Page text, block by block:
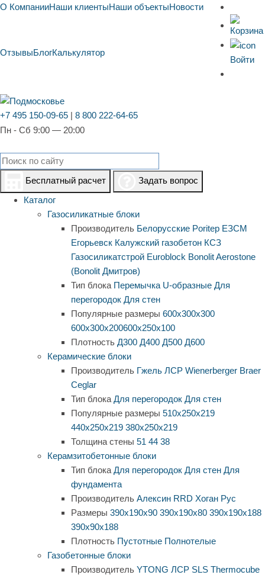
О КомпанииНаши клиентыНаши объектыНовости
ОтзывыБлогКалькулятор
Войти
+7 495 150-09-65 | 8 800 222-64-65
Пн - Сб 9:00 — 20:00
Бесплатный расчет
Задать вопрос
Каталог
Газосиликатные блоки
Производитель Белорусские Poritep ЕЗСМ
Егорьевск Калужский газобетон КСЗ
Газосиликатстрой Euroblock BonolitAerostone
(Bonolit Дмитров)
Тип блока Перемычка U-образные Для
перегородок Для стен
Популярные размеры 600х300х300
600х300х200600х250х100
Плотность Д300 Д400 Д500 Д600
Керамические блоки
Производитель Гжель ЛСР Wienerberger Braer
Ceglar
Тип блока Для перегородок Для стен
Популярные размеры 510х250х219
440х250х219 380х250х219
Толщина стены 51 44 38
Керамзитобетонные блоки
Тип блока Для перегородок Для стен Для
фундамента
Производитель Алексин RRD Хоган Рус
Размеры 390х190х90 390х190х80 390х190х188
390х90х188
Плотность Пустотные Полнотелые
Газобетонные блоки
Производитель YTONG ЛСР SLS Thermocube